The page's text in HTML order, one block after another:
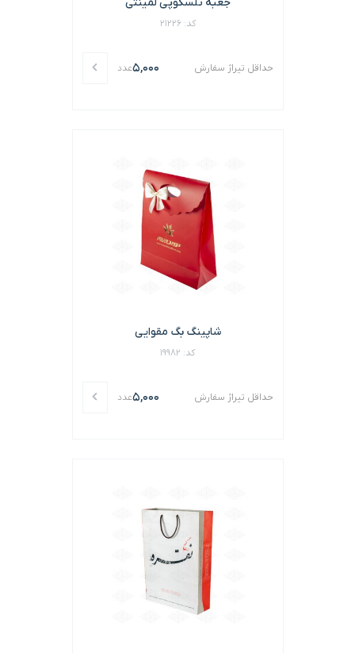
کد: 21226
حداقل تیراژ سفارش 5,000عدد
شاپینگ بگ مقوایی
کد: 19982
حداقل تیراژ سفارش 5,000عدد